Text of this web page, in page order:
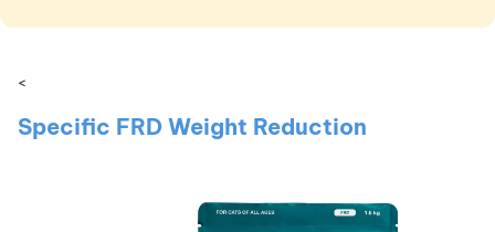
<
Specific FRD Weight Reduction